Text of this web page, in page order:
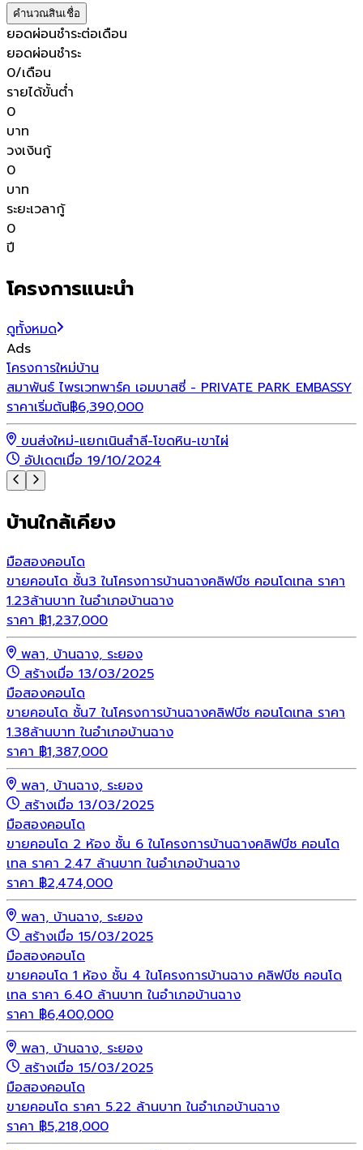
คำนวณสินเชื่อ
ยอดผ่อนชำระต่อเดือน
ยอดผ่อนชำระ
0/เดือน
รายได้ขั้นต่ำ
0
บาท
วงเงินกู้
0
บาท
ระยะเวลากู้
0
ปี
โครงการแนะนำ
ดูทั้งหมด
Ads
โครงการใหม่บ้าน
สมาพันธ์ ไพรเวทพาร์ค เอมบาสซี่ - PRIVATE PARK EMBASSY
ราคาเริ่มต้น฿6,390,000
ขนส่งใหม่-แยกเนินสำลี-โขดหิน-เขาไผ่
อัปเดตเมื่อ 19/10/2024
บ้านใกล้เคียง
มือสองคอนโด
ขายคอนโด ชั้น3 ในโครงการบ้านฉางคลิฟบีช คอนโดเทล ราคา
1.23ล้านบาท ในอำเภอบ้านฉาง
ราคา ฿1,237,000
พลา, บ้านฉาง, ระยอง
สร้างเมื่อ 13/03/2025
มือสองคอนโด
ขายคอนโด ชั้น7 ในโครงการบ้านฉางคลิฟบีช คอนโดเทล ราคา
1.38ล้านบาท ในอำเภอบ้านฉาง
ราคา ฿1,387,000
พลา, บ้านฉาง, ระยอง
สร้างเมื่อ 13/03/2025
มือสองคอนโด
ขายคอนโด 2 ห้อง ชั้น 6 ในโครงการบ้านฉางคลิฟบีช คอนโด
เทล ราคา 2.47 ล้านบาท ในอำเภอบ้านฉาง
ราคา ฿2,474,000
พลา, บ้านฉาง, ระยอง
สร้างเมื่อ 15/03/2025
มือสองคอนโด
ขายคอนโด 1 ห้อง ชั้น 4 ในโครงการบ้านฉาง คลิฟบีช คอนโด
เทล ราคา 6.40 ล้านบาท ในอำเภอบ้านฉาง
ราคา ฿6,400,000
พลา, บ้านฉาง, ระยอง
สร้างเมื่อ 15/03/2025
มือสองคอนโด
ขายคอนโด ราคา 5.22 ล้านบาท ในอำเภอบ้านฉาง
ราคา ฿5,218,000